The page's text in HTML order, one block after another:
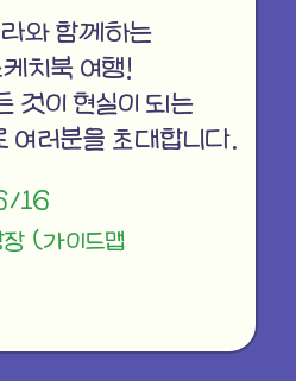
와 함께하는
치북 여행!
것이 현실이 되는
여러분을 초대합니다.
16
장 (가이드맵
6/24(월)~6/27(목) 휴연
지 (가이드맵 166)
해 스마트 줄서기로
에 이용하실 수 있으며
불가합니다.
19
길 및 카니발 광장
167)
길 및 카니발 광장
167)